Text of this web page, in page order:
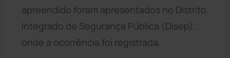
apreendido foram apresentados no Distrito
Integrado de Segurança Pública (Disep),
onde a ocorrência foi registrada.